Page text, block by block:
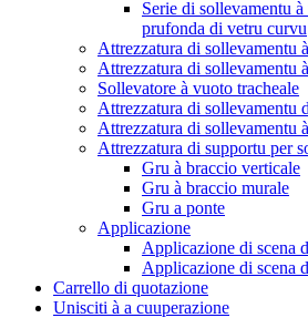
Serie di sollevamentu
prufonda di vetru curvu
Attrezzatura di sollevamentu
Attrezzatura di sollevamentu
Sollevatore à vuoto tracheale
Attrezzatura di sollevamentu
Attrezzatura di sollevamentu
Attrezzatura di supportu per
Gru à braccio verticale
Gru à braccio murale
Gru a ponte
Applicazione
Applicazione di scena
Applicazione di scena
Carrello di quotazione
Unisciti à a cuuperazione